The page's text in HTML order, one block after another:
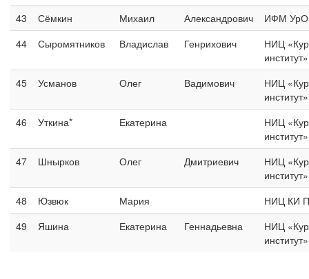
43
Сёмкин Михаил Александрович
ИФМ
44
Сыромятников Владислав Генрихович
НИЦ
45
Усманов Олег Вадимович
НИЦ
46
Уткина* Екатерина
НИЦ
47
Шнырков Олег Дмитриевич
НИЦ
48
Юзвюк Мария
НИЦ КИ
49
Яшина Екатерина Геннадьевна
НИЦ